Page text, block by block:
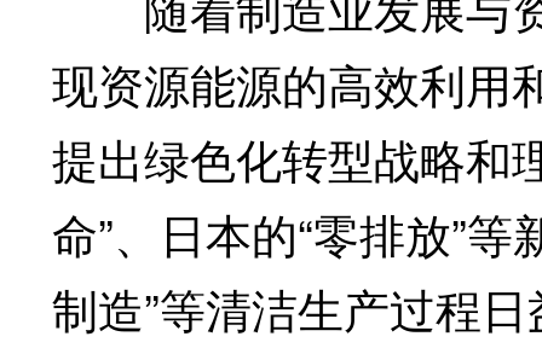
现资源能源的高效利用
提出绿色化转型战略和
命”、日本的“零排放”
制造”等清洁生产过程